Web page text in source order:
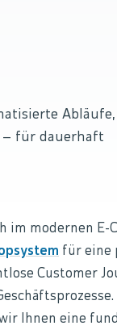
Abläufe,
– für dauerhaft
im modernen E-
für eine
Customer
Ihnen eine